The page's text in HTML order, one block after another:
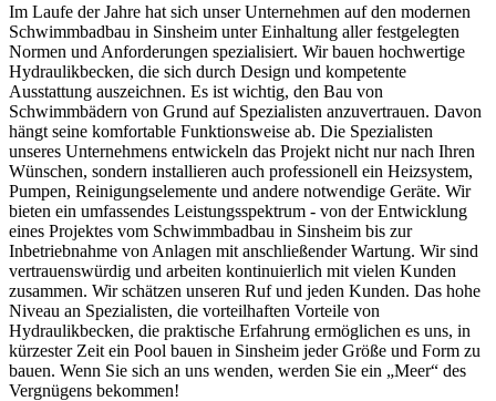
Im Laufe der Jahre hat sich unser Unternehmen auf den modernen
Schwimmbadbau in Sinsheim unter Einhaltung aller festgelegten
Normen und Anforderungen spezialisiert. Wir bauen hochwertige
Hydraulikbecken, die sich durch Design und kompetente
Ausstattung auszeichnen. Es ist wichtig, den Bau von
Schwimmbädern von Grund auf Spezialisten anzuvertrauen. Davon
hängt seine komfortable Funktionsweise ab. Die Spezialisten
unseres Unternehmens entwickeln das Projekt nicht nur nach Ihren
Wünschen, sondern installieren auch professionell ein Heizsystem,
Pumpen, Reinigungselemente und andere notwendige Geräte. Wir
bieten ein umfassendes Leistungsspektrum - von der Entwicklung
eines Projektes vom Schwimmbadbau in Sinsheim bis zur
Inbetriebnahme von Anlagen mit anschließender Wartung. Wir sind
vertrauenswürdig und arbeiten kontinuierlich mit vielen Kunden
zusammen. Wir schätzen unseren Ruf und jeden Kunden. Das hohe
Niveau an Spezialisten, die vorteilhaften Vorteile von
Hydraulikbecken, die praktische Erfahrung ermöglichen es uns, in
kürzester Zeit ein Pool bauen in Sinsheim jeder Größe und Form zu
bauen. Wenn Sie sich an uns wenden, werden Sie ein „Meer“ des
Vergnügens bekommen!